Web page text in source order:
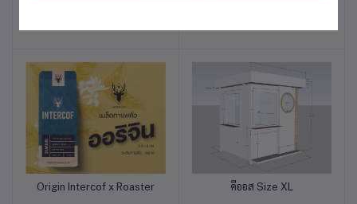
หยิบใส่ตะกร้า
Origin Intercof x Roaster หยิบใส่ตะกร้า
คีออส Size XL